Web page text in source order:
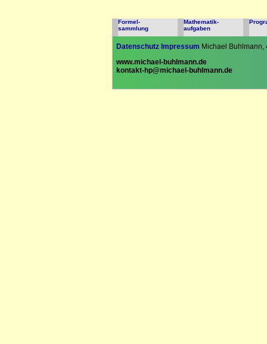
Formel-
sammlung
Mathematik-
aufgaben
Datenschutz Impressum Michael
www.michael-buhlmann.de
kontakt-hp@michael-buhlmann.de